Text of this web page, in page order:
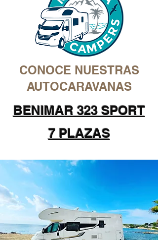
CONOCE NUESTRAS
AUTOCARAVANAS
BENIMAR 323 SPORT
7 PLAZAS